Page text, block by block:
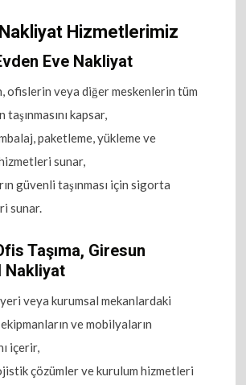
Hizmetlerimiz
Eve Nakliyat
ofislerin veya diğer meskenlerin tüm
taşınmasını kapsar,
paketleme, yükleme ve
sunar,
güvenli taşınması için sigorta
sunar.
Taşıma, Giresun
Nakliyat
veya kurumsal mekanlardaki
ve mobilyaların
içerir,
çözümler ve kurulum hizmetleri